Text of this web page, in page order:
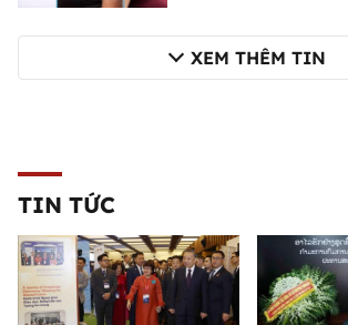
XEM THÊM TIN
TIN TỨC